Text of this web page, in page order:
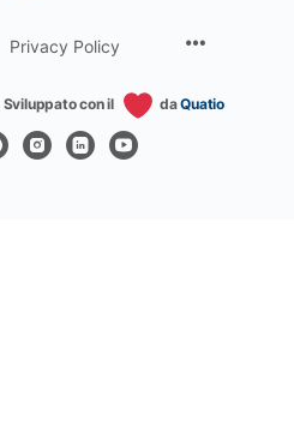
Privacy Policy
Sviluppato con il daQuatio